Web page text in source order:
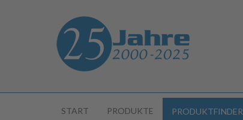
START PRODUKTE PRODUKTFINDER